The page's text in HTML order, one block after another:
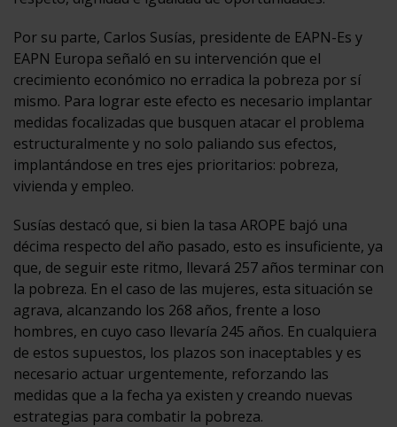
Por su parte, Carlos Susías, presidente de EAPN-Es y
EAPN Europa señaló en su intervención que el
crecimiento económico no erradica la pobreza por sí
mismo. Para lograr este efecto es necesario implantar
medidas focalizadas que busquen atacar el problema
estructuralmente y no solo paliando sus efectos,
implantándose en tres ejes prioritarios: pobreza,
vivienda y empleo.
Susías destacó que, si bien la tasa AROPE bajó una
décima respecto del año pasado, esto es insuficiente, ya
que, de seguir este ritmo, llevará 257 años terminar con
la pobreza. En el caso de las mujeres, esta situación se
agrava, alcanzando los 268 años, frente a loso
hombres, en cuyo caso llevaría 245 años. En cualquiera
de estos supuestos, los plazos son inaceptables y es
necesario actuar urgentemente, reforzando las
medidas que a la fecha ya existen y creando nuevas
estrategias para combatir la pobreza.